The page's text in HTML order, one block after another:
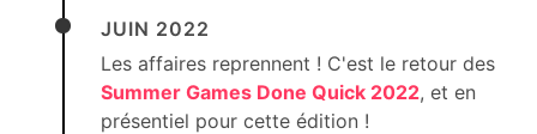
JUIN 2022
Les affaires reprennent ! C'est le retour des
Summer Games Done Quick 2022, et en
présentiel pour cette édition !